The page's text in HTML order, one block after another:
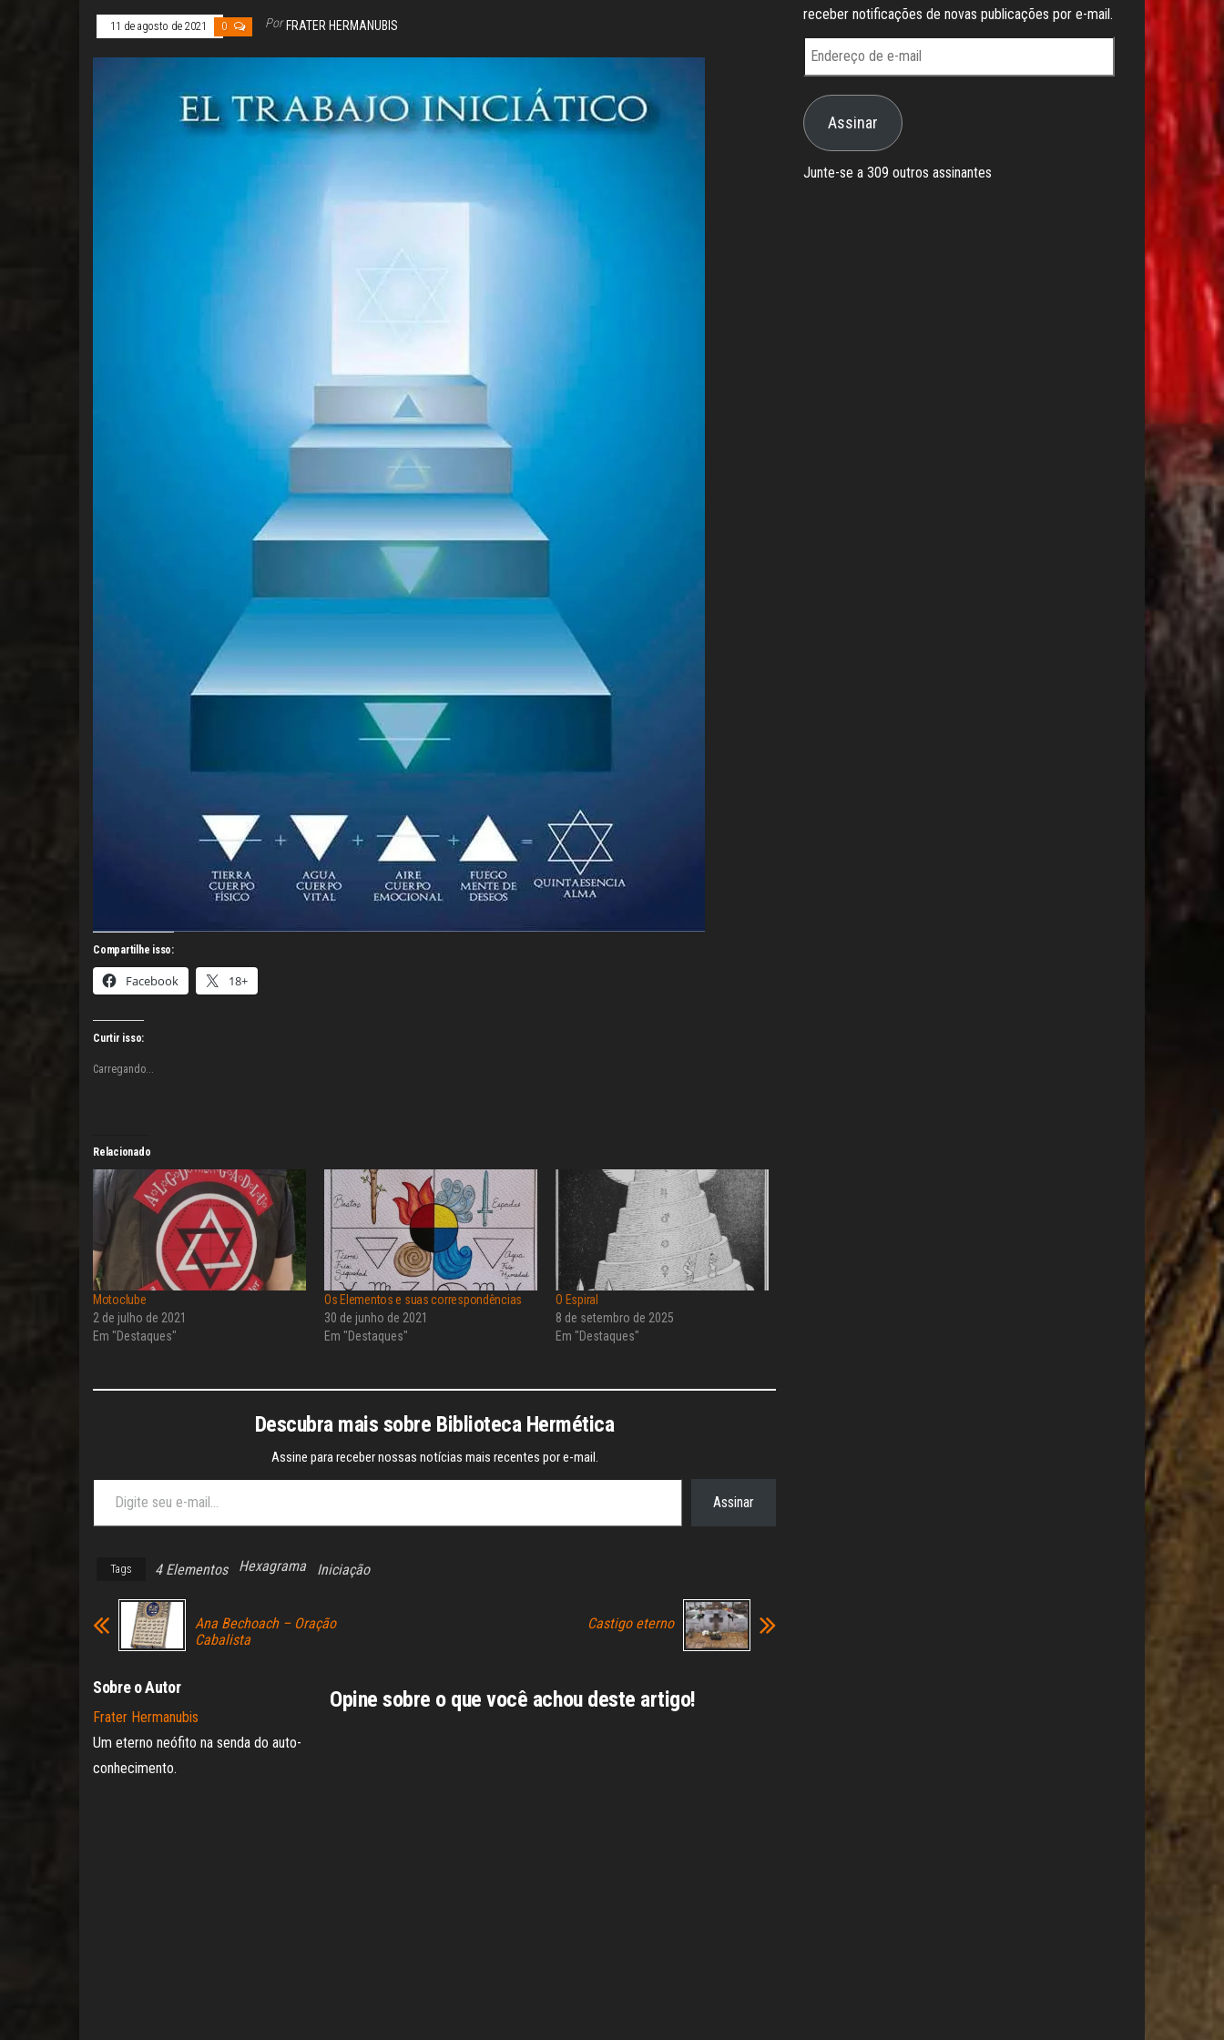
11 de agosto de 2021 0 Por FRATER HERMANUBIS
Compartilhe isso:
Facebook 18+
Curtir isso:
Carregando...
Relacionado
Motoclube
2 de julho de 2021
Em "Destaques"
Os Elementos e suas correspondências
30 de junho de 2021
Em "Destaques"
O Espiral
8 de setembro de 2025
Em "Destaques"
Descubra mais sobre Biblioteca Hermética
Assine para receber nossas notícias mais recentes por e-mail.
Digite seu e-mail…
Assinar
Tags 4 Elementos Hexagrama Iniciação
Ana Bechoach – Oração
Cabalista
Castigo eterno
Sobre o Autor
Frater Hermanubis
Um eterno neófito na senda do auto-
conhecimento.
Opine sobre o que você achou deste artigo!
receber notificações de novas publicações por e-mail.
Endereço
de
e-
mail Assinar
Junte-se a 309 outros assinantes